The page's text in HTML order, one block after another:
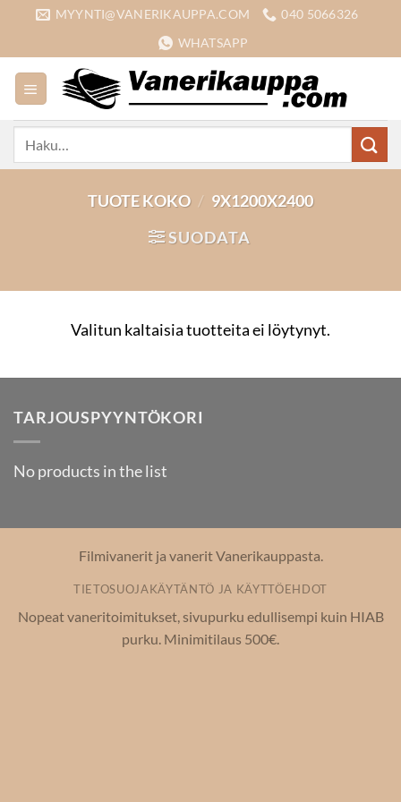
content
MYYNTI@VANERIKAUPPA.COM
040 5066326
WHATSAPP
TUOTE KOKO / 9X1200X2400
SUODATA
Valitun kaltaisia tuotteita ei löytynyt.
TARJOUSPYYNTÖKORI
No products in the list
Filmivanerit ja vanerit Vanerikauppasta.
TIETOSUOJAKÄYTÄNTÖ JA KÄYTTÖEHDOT
Nopeat vaneritoimitukset, sivupurku edullisempi kuin HIAB
purku. Minimitilaus 500€.